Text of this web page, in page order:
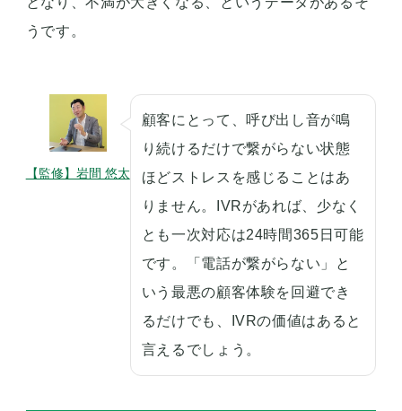
うです。
【監修】岩間 悠太
顧客にとって、呼び出し音が鳴
り続けるだけで繋がらない状態
ほどストレスを感じることはあ
りません。IVRがあれば、少なく
とも一次対応は24時間365日可能
です。「電話が繋がらない」と
いう最悪の顧客体験を回避でき
るだけでも、IVRの価値はあると
言えるでしょう。